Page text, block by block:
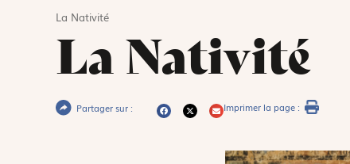
La Nativité
La Nativité
Partager sur : Imprimer la page :